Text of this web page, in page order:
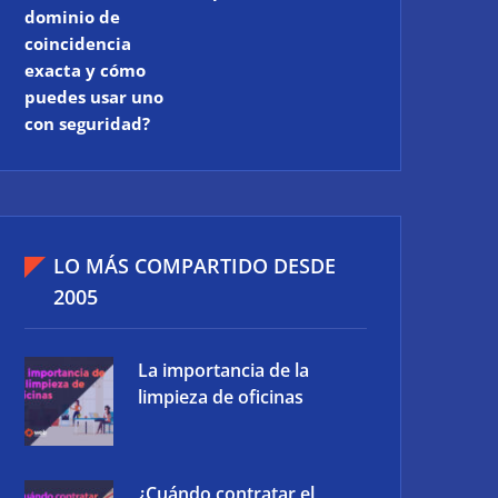
dominio de
coincidencia
exacta y cómo
puedes usar uno
con seguridad?
LO MÁS COMPARTIDO DESDE
2005
La importancia de la
limpieza de oficinas
¿Cuándo contratar el